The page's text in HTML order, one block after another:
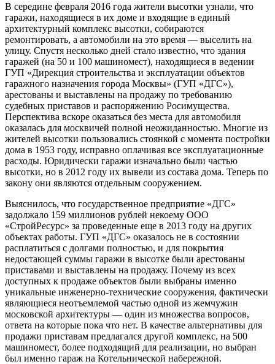
В середине февраля 2016 года жители высотки узнали, что
гаражи, находящиеся в их доме и входящие в единый
архитектурный комплекс высотки, собираются
ремонтировать, а автомобили на это время — выселить на
улицу. Спустя несколько дней стало известно, что здания
гаражей (на 50 и 100 машиномест), находящиеся в ведении
ГУП «Дирекция строительства и эксплуатации объектов
гаражного назначения города Москвы» (ГУП «ДГС»),
арестованы и выставлены на продажу по требованию
судебных приставов и распоряжению Росимущества.
Перспектива вскоре оказаться без места для автомобиля
оказалась для москвичей полной неожиданностью. Многие из
жителей высотки пользовались стоянкой с момента постройки
дома в 1953 году, исправно оплачивая все эксплуатационные
расходы. Юридически гаражи изначально были частью
высотки, но в 2012 году их вывели из состава дома. Теперь по
закону они являются отдельным сооружением.
Выяснилось, что государственное предприятие «ДГС»
задолжало 159 миллионов рублей некоему ООО
«СтройРесурс» за проведенные еще в 2013 году на других
объектах работы. ГУП «ДГС» оказалось не в состоянии
расплатиться с долгами полностью, и для покрытия
недостающей суммы гаражи в высотке были арестованы
приставами и выставлены на продажу. Почему из всех
доступных к продаже объектов были выбраны именно
уникальные инженерно-технические сооружения, фактически
являющиеся неотъемлемой частью одной из жемчужин
московской архитектуры — один из множества вопросов,
ответа на которые пока что нет. В качестве альтернативы для
продажи приставам предлагался другой комплекс, на 500
машиномест, более подходящий для реализации, но выбран
был именно гараж на Котельнической набережной.